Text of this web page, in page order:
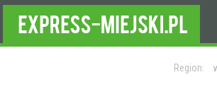
Region: